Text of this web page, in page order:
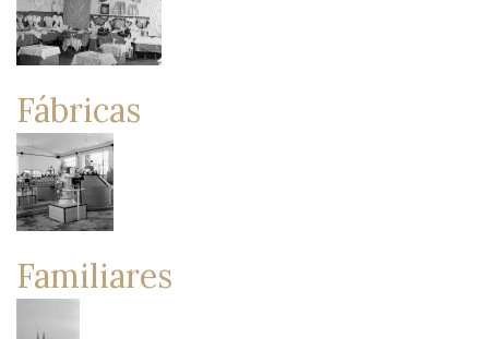
Fábricas
Familiares